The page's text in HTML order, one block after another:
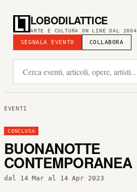
LOBODILATTICE
ARTE E CULTURA ON LINE DAL 2004
SEGNALA EVENTO COLLABORA
EVENTI
CONCLUSA
BUONANOTTE
CONTEMPORANEA
dal 14 Mar al 14 Apr 2023